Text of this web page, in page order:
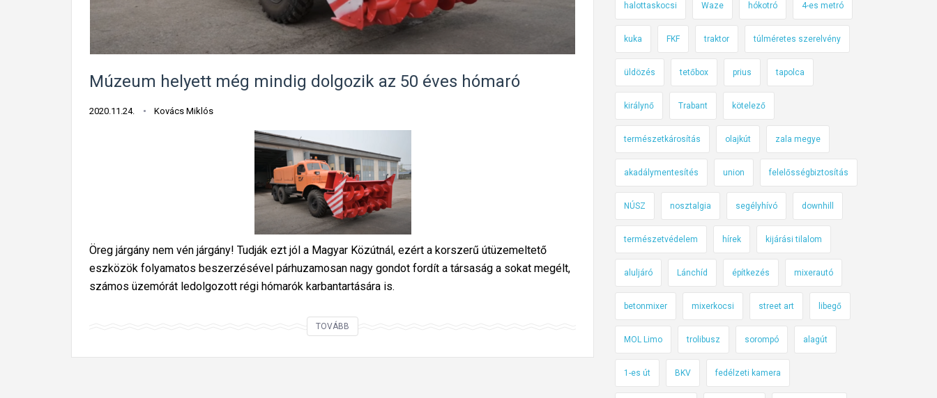
Múzeum helyett még mindig dolgozik az 50 éves hómaró
2020.11.24. Kovács Miklós
Öreg járgány nem vén járgány! Tudják ezt jól a Magyar Közútnál, ezért a korszerű útüzemeltető
eszközök folyamatos beszerzésével párhuzamosan nagy gondot fordít a társaság a sokat megélt,
számos üzemórát ledolgozott régi hómarók karbantartására is.
TOVÁBB
z
halottaskocsi Waze hókotró 4-es metró
kuka FKF traktor túlméretes szerelvény
üldözés tetőbox prius tapolca
királynő Trabant kötelező
természetkárosítás olajkút zala megye
akadálymentesítés union felelősségbiztosítás
NÚSZ nosztalgia segélyhívó downhill
természetvédelem hírek kijárási tilalom
aluljáró Lánchíd építkezés mixerautó
betonmixer mixerkocsi street art libegő
MOL Limo trolibusz sorompó alagút
1-es út BKV fedélzeti kamera